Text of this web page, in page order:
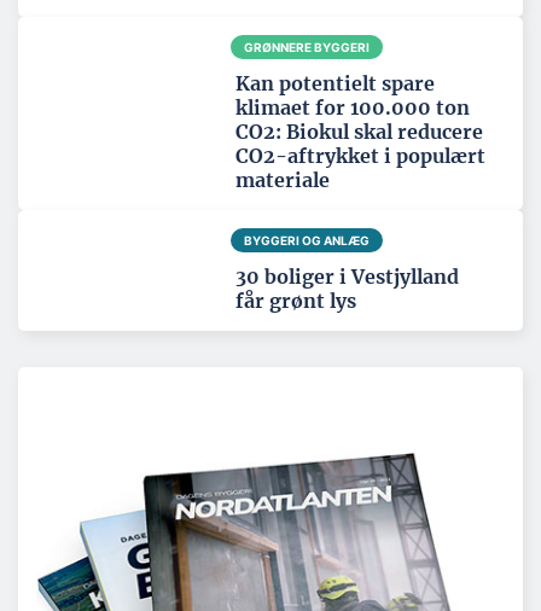
GRØNNERE BYGGERI
Kan potentielt spare
klimaet for 100.000 ton
CO2: Biokul skal reducere
CO2-aftrykket i populært
materiale
BYGGERI OG ANLÆG
30 boliger i Vestjylland
får grønt lys